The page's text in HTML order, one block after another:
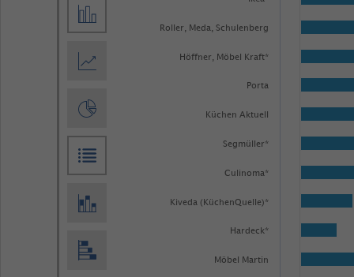
categories.
Roller, Meda, Schulenberg
Höffner, Möbel Kraft*
Porta
Küchen Aktuell
Segmüller*
Culinoma*
Kiveda (KüchenQuelle)*
Hardeck*
Möbel Martin